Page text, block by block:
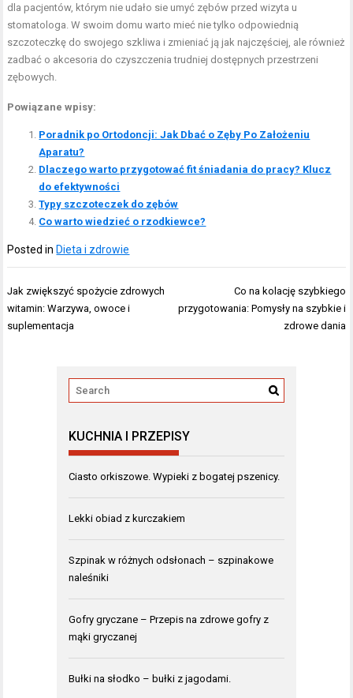
dla pacjentów, którym nie udało sie umyć zębów przed wizyta u
stomatologa. W swoim domu warto mieć nie tylko odpowiednią
szczoteczkę do swojego szkliwa i zmieniać ją jak najczęściej, ale również
zadbać o akcesoria do czyszczenia trudniej dostępnych przestrzeni
zębowych.
Powiązane wpisy:
Poradnik po Ortodoncji: Jak Dbać o Zęby Po Założeniu
Aparatu?
Dlaczego warto przygotować fit śniadania do pracy? Klucz
do efektywności
Typy szczoteczek do zębów
Co warto wiedzieć o rzodkiewce?
Posted in Dieta i zdrowie
Nawigacja
wpisu
Jak zwiększyć spożycie zdrowych
witamin: Warzywa, owoce i
suplementacja
Co na kolację szybkiego
przygotowania: Pomysły na szybkie i
zdrowe dania
KUCHNIA I PRZEPISY
Ciasto orkiszowe. Wypieki z bogatej pszenicy.
Lekki obiad z kurczakiem
Szpinak w różnych odsłonach – szpinakowe
naleśniki
Gofry gryczane – Przepis na zdrowe gofry z
mąki gryczanej
Bułki na słodko – bułki z jagodami.